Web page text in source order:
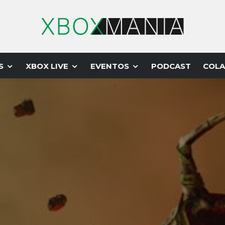
XBOX LIVE EVENTOS PODCAST